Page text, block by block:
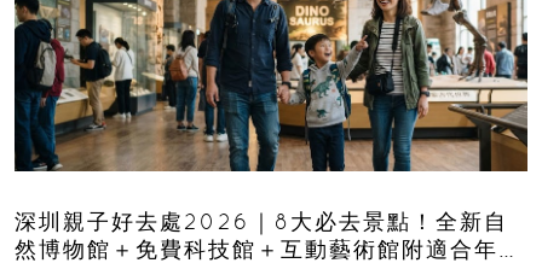
深圳親子好去處2026｜8大必去景點！全新自
然博物館＋免費科技館＋互動藝術館附適合年